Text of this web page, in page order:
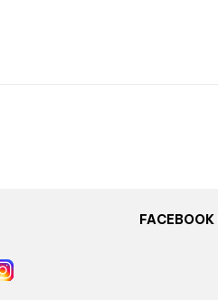
FACEBOOK